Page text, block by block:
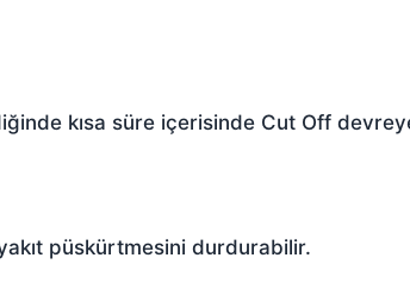
kısa süre içerisinde Cut Off
püskürtmesini durdurabilir.